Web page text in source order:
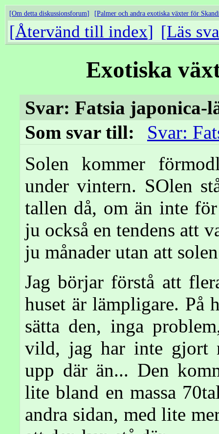
Om detta diskussionsforum Palmer och andra exotiska växter för
Återvänd till index Läs
Exotiska
Svar: Fatsia japonica-
Som svar till:
Svar:
Solen kommer
under vintern. SOlen
tallen då, om än inte
ju också en tendens att
ju månader utan att
Jag börjar förstå att
huset är lämpligare. På
sätta den, inga
vild, jag har inte gjort
upp där än... Den
lite bland en massa
andra sidan, med lite